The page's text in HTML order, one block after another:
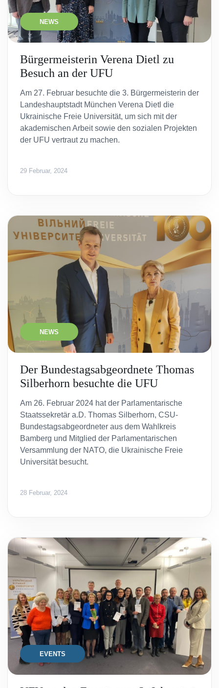
NEWS
Bürgermeisterin Verena Dietl zu
Besuch an der UFU
Am 27. Februar besuchte die 3. Bürgermeisterin der
Landeshauptstadt München Verena Dietl die
Ukrainische Freie Universität, um sich mit der
akademischen Arbeit sowie den sozialen Projekten
der UFU vertraut zu machen.
29 Februar, 2024
NEWS
Der Bundestagsabgeordnete Thomas
Silberhorn besuchte die UFU
Am 26. Februar 2024 hat der Parlamentarische
Staatssekretär a.D. Thomas Silberhorn, CSU-
Bundestagsabgeordneter aus dem Wahlkreis
Bamberg und Mitglied der Parlamentarischen
Versammlung der NATO, die Ukrainische Freie
Universität besucht.
28 Februar, 2024
EVENTS